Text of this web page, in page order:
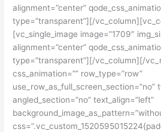
alignment=”center”
type=”transparent”][/
[vc_single_image image=”1709″
alignment=”center”
type=”transparent”][/vc_column][/
css_animation=”” row_type=”row”
use_row_as_full_screen_section=”no”
angled_section=”no” text_align=”left”